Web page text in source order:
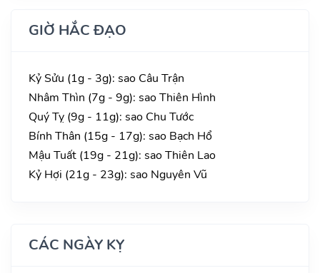
GIỜ HẮC ĐẠO
Kỷ Sửu (1g - 3g): sao Câu Trận
Nhâm Thìn (7g - 9g): sao Thiên Hình
Quý Tỵ (9g - 11g): sao Chu Tước
Bính Thân (15g - 17g): sao Bạch Hổ
Mậu Tuất (19g - 21g): sao Thiên Lao
Kỷ Hợi (21g - 23g): sao Nguyên Vũ
CÁC NGÀY KỴ